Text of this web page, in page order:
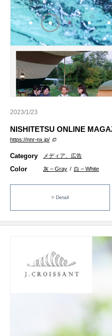
2023/1/23
NISHITETSU ONLINE
https://nnr-nx.jp/
Category メディア、広告
Color 灰 – Gray / 白 – White
> Detail